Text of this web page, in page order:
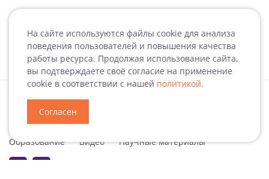
На сайте используются файлы cookie для анализа
поведения пользователей и повышения качества
работы ресурса. Продолжая использование сайта,
вы подтверждаете своё согласие на применение
cookie в соответствии с нашей политикой.
Согласен
Образование
Видео Научные материалы